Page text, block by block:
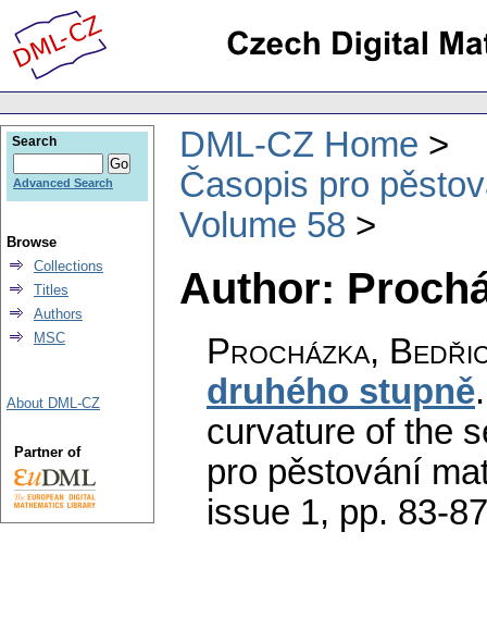
DML-CZ Home
Časopis pro
Volume 58
Author:
Procházka,
druhého stupně
curvature of the
pro pěstování
issue 1, pp. 83-87
Search
Advanced Search
Browse
Collections
Titles
Authors
MSC
About DML-CZ
Partner of